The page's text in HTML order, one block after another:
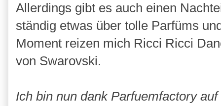
Allerdings gibt es auch einen
ständig etwas über tolle Parfüms
Moment reizen mich Ricci Ricci
von Swarovski.
Ich bin nun dank Parfuemfactory